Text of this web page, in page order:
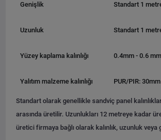
Genişlik Standart 1
Uzunluk Standart 1
Yüzey kaplama kalınlığı 0.4mm - 0.6 mm
Yalıtım malzeme kalınlığı PUR/PIR:
Standart olarak genellikle sandviç panel
arasında üretilir. Uzunlukları 12 metreye kadar
üretici firmaya bağlı olarak kalınlık, uzunluk